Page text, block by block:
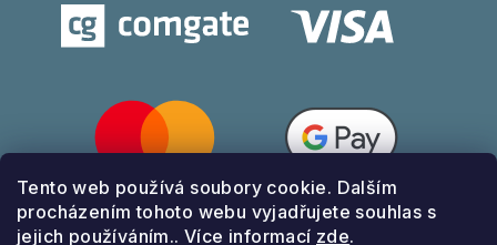
Tento web používá soubory cookie. Dalším
procházením tohoto webu vyjadřujete souhlas s
jejich používáním.. Více informací zde.